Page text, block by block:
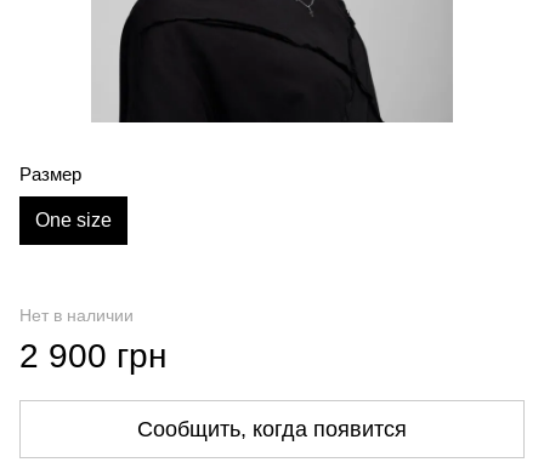
Размер
One size
Нет в наличии
2 900 грн
Сообщить, когда появится